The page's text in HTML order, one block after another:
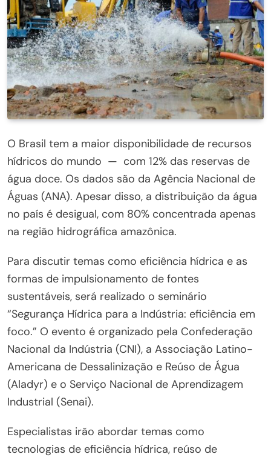
O Brasil tem a maior disponibilidade de recursos
hídricos do mundo — com 12% das reservas de
água doce. Os dados são da Agência Nacional de
Águas (ANA). Apesar disso, a distribuição da água
no país é desigual, com 80% concentrada apenas
na região hidrográfica amazônica.
Para discutir temas como eficiência hídrica e as
formas de impulsionamento de fontes
sustentáveis, será realizado o seminário
“Segurança Hídrica para a Indústria: eficiência em
foco.” O evento é organizado pela Confederação
Nacional da Indústria (CNI), a Associação Latino-
Americana de Dessalinização e Reúso de Água
(Aladyr) e o Serviço Nacional de Aprendizagem
Industrial (Senai).
Especialistas irão abordar temas como
tecnologias de eficiência hídrica, reúso de